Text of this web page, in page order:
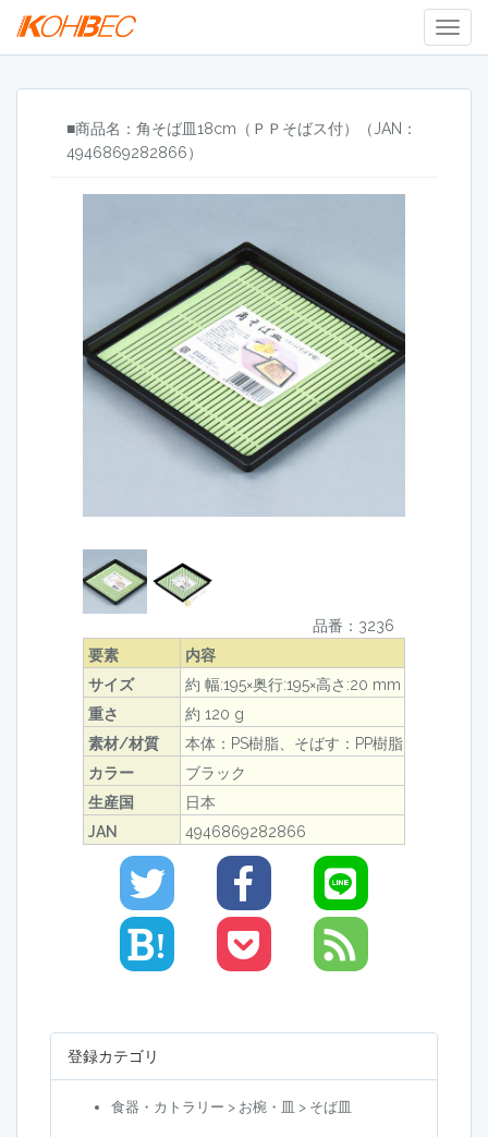
■商品名：角そば皿18cm（ＰＰそばス付）（JAN：
4946869282866）
品番：3236
要素
内容
サイズ
約 幅:195×奥行:195×高さ:20 mm
重さ
約 120 g
素材/材質
本体：PS樹脂、そばす：PP樹脂
カラー
ブラック
生産国
日本
JAN
4946869282866
!
登録カテゴリ
食器・カトラリー > お椀・皿 > そば皿